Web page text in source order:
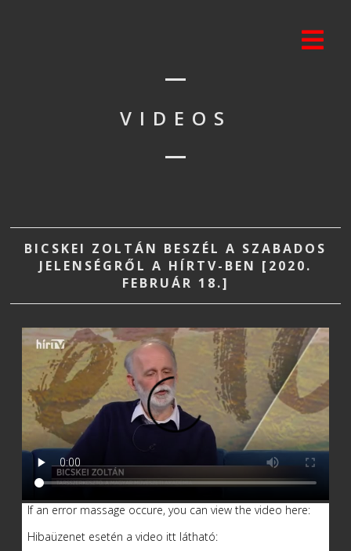
VIDEOS
BICSKEI ZOLTÁN BESZÉL A SZABADOS
JELENSÉGRŐL A HÍRTV-BEN [2020.
FEBRUÁR 18.]
If an error massage occure, you can view the video here:
Hibaüzenet esetén a video itt látható: